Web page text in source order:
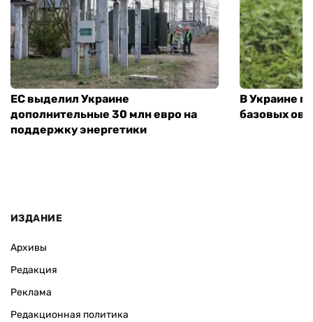
ЕС выделил Украине
дополнительные 30 млн евро на
поддержку энергетики
В Украине
базовых
ИЗДАНИЕ
Архивы
Редакция
Реклама
Редакционная политика